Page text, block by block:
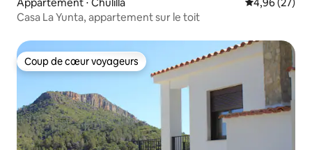
Casa La Yunta, appartement sur le toit
Coup de cœur voyageurs
Coup de cœur voyageurs